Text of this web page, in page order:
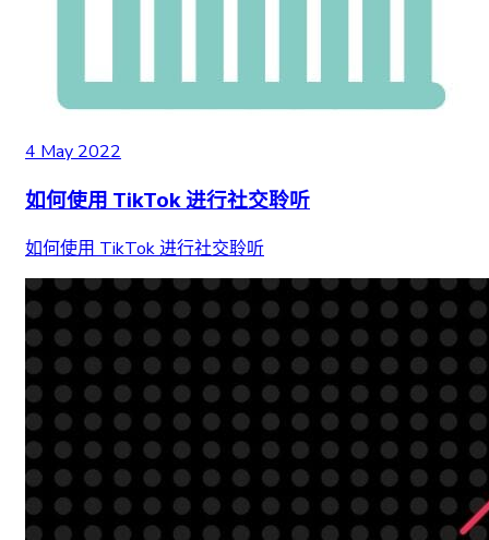
4 May 2022
如何使用 TikTok 进行社交聆听
如何使用 TikTok 进行社交聆听